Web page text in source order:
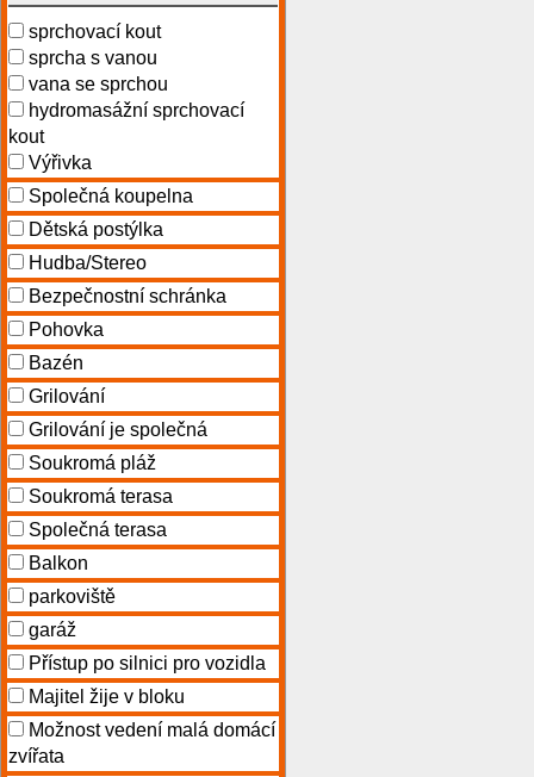
sprchovací kout
sprcha s vanou
vana se sprchou
hydromasážní sprchovací
kout
Výřivka
Společná koupelna
Dětská postýlka
Hudba/Stereo
Bezpečnostní schránka
Pohovka
Bazén
Grilování
Grilování je společná
Soukromá pláž
Soukromá terasa
Společná terasa
Balkon
parkoviště
garáž
Přístup po silnici pro vozidla
Majitel žije v bloku
Možnost vedení malá domácí
zvířata